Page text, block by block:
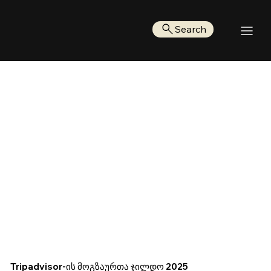
Search
Tripadvisor-ის მოგზაურთა ჯილდო 2025